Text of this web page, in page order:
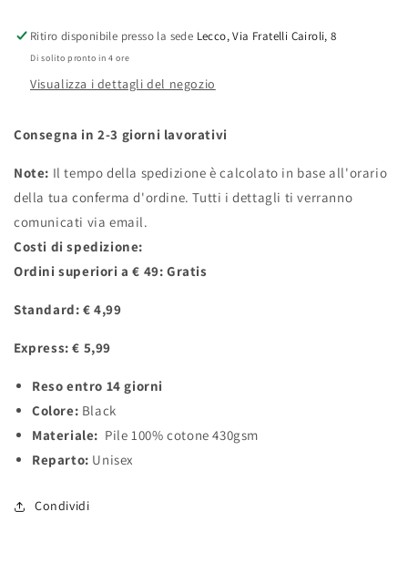
Ritiro disponibile presso la sede Lecco, Via Fratelli Cairoli, 8
Di solito pronto in 4 ore
Visualizza i dettagli del negozio
Consegna in 2-3 giorni lavorativi
Note: Il tempo della spedizione è calcolato in base all'orario
della tua conferma d'ordine. Tutti i dettagli ti verranno
comunicati via email.
Costi di spedizione:
Ordini superiori a € 49: Gratis
Standard: € 4,99
Express: € 5,99
Reso entro 14 giorni
Colore: Black
Materiale: Pile 100% cotone 430gsm
Reparto: Unisex
Condividi